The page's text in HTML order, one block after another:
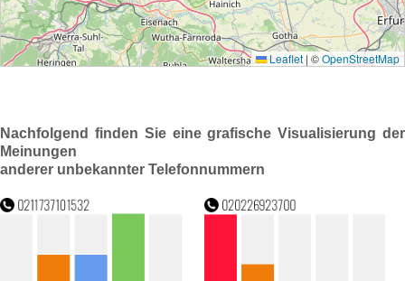
Nachfolgend finden Sie eine grafische Visualisierung der
Meinungen
anderer unbekannter Telefonnummern